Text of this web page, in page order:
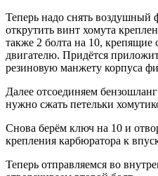
Теперь надо снять воздушный
открутить винт хомута
также 2 болта на 10, крепящие
двигателю. Придётся
резиновую манжету корпуса
Далее отсоединяем
нужно сжать петельки
Снова берём ключ на 10 и
крепления карбюратора к
Теперь отправляемся во